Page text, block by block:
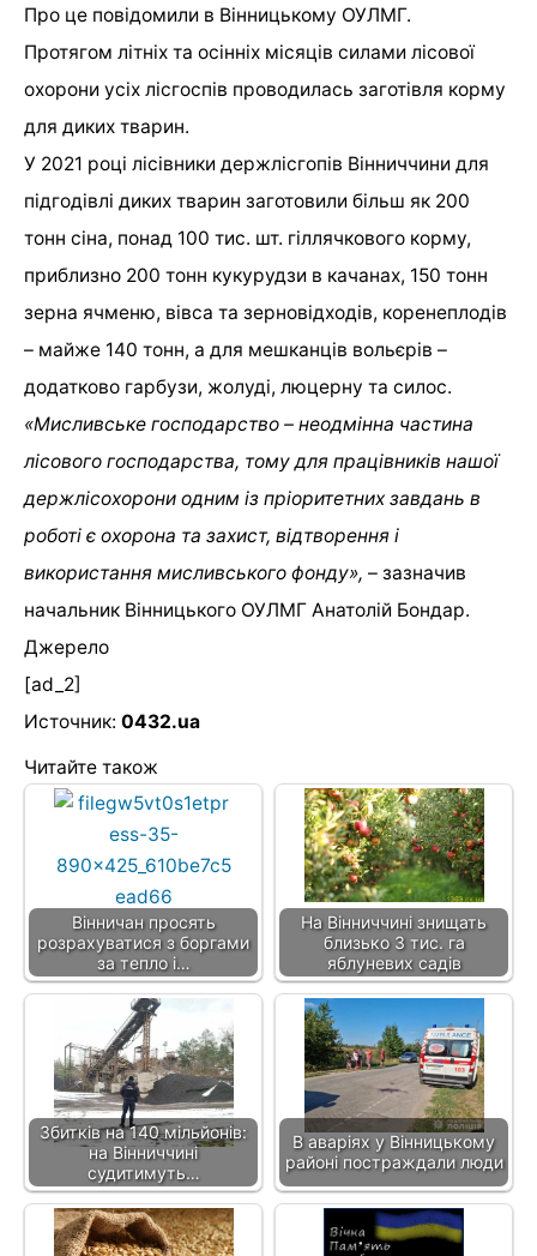
Про це повідомили в Вінницькому ОУЛМГ.
Протягом літніх та осінніх місяців силами лісової
охорони усіх лісгоспів проводилась заготівля корму
для диких тварин.
У 2021 році лісівники держлісгопів Вінниччини для
підгодівлі диких тварин заготовили більш як 200
тонн сіна, понад 100 тис. шт. гіллячкового корму,
приблизно 200 тонн кукурудзи в качанах, 150 тонн
зерна ячменю, вівса та зерновідходів, коренеплодів
– майже 140 тонн, а для мешканців вольєрів –
додатково гарбузи, жолуді, люцерну та силос.
«Мисливське господарство – неодмінна частина
лісового господарства, тому для працівників нашої
держлісохорони одним із пріоритетних завдань в
роботі є охорона та захист, відтворення і
використання мисливського фонду», – зазначив
начальник Вінницького ОУЛМГ Анатолій Бондар.
Джерело
[ad_2]
Источник: 0432.ua
Читайте також
Вінничан просять
розрахуватися з боргами
за тепло і…
На Вінниччині знищать
близько 3 тис. га
яблуневих садів
Збитків на 140 мільйонів:
на Вінниччині
судитимуть…
В аваріях у Вінницькому
районі постраждали люди